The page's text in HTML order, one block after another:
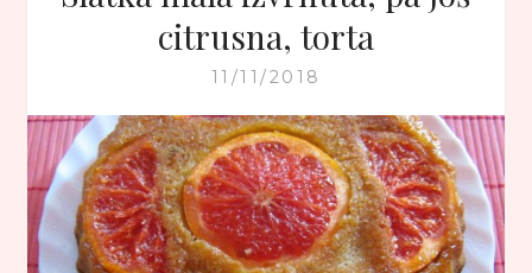
citrusna, torta
11/11/2018